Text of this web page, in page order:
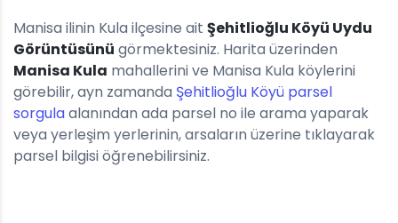
Manisa ilinin Kula ilçesine ait Şehitlioğlu Köyü Uydu
Görüntüsünü görmektesiniz. Harita üzerinden
Manisa Kula mahallerini ve Manisa Kula köylerini
görebilir, ayn zamanda Şehitlioğlu Köyü parsel
sorgulaalanından ada parsel no ile arama yaparak
veya yerleşim yerlerinin, arsaların üzerine tıklayarak
parsel bilgisi öğrenebilirsiniz.